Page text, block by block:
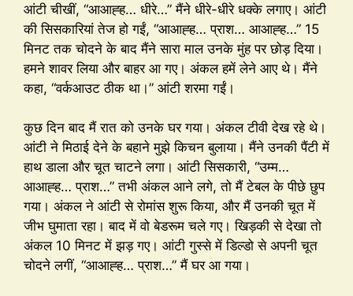
आंटी चीखीं, “आआह्ह… धीरे…” मैंने धीरे-धीरे धक्के लगाए। आंटी
की सिसकारियां तेज हो गईं, “आआह्ह… प्राश… आआह्ह…” 15
मिनट तक चोदने के बाद मैंने सारा माल उनके मुंह पर छोड़ दिया।
हमने शावर लिया और बाहर आ गए। अंकल हमें लेने आए थे। मैंने
कहा, “वर्कआउट ठीक था।” आंटी शरमा गईं।
कुछ दिन बाद मैं रात को उनके घर गया। अंकल टीवी देख रहे थे।
आंटी ने मिठाई देने के बहाने मुझे किचन बुलाया। मैंने उनकी पैंटी में
हाथ डाला और चूत चाटने लगा। आंटी सिसकारी, “उम्म…
आआह्ह… प्राश…” तभी अंकल आने लगे, तो मैं टेबल के पीछे छुप
गया। अंकल ने आंटी से रोमांस शुरू किया, और मैं उनकी चूत में
जीभ घुमाता रहा। बाद में वो बेडरूम चले गए। खिड़की से देखा तो
अंकल 10 मिनट में झड़ गए। आंटी गुस्से में डिल्डो से अपनी चूत
चोदने लगीं, “आआह्ह… प्राश…” मैं घर आ गया।